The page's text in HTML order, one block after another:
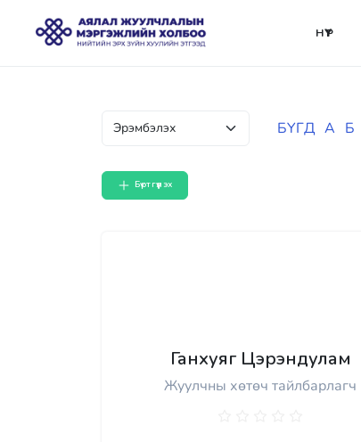
НҮҮР
БҮГД А Б
Бүртгүүлэх
Ганхуяг Цэрэндулам
Жуулчны хөтөч тайлбарлагч